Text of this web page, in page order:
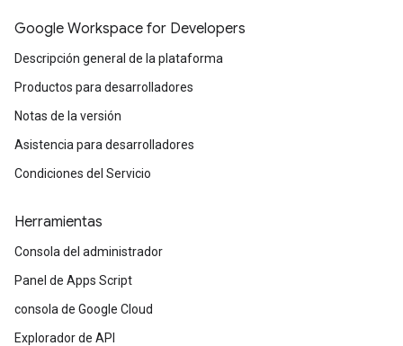
Google Workspace for Developers
Descripción general de la plataforma
Productos para desarrolladores
Notas de la versión
Asistencia para desarrolladores
Condiciones del Servicio
Herramientas
Consola del administrador
Panel de Apps Script
consola de Google Cloud
Explorador de API